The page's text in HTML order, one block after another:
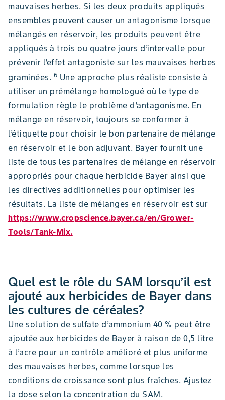
mauvaises herbes. Si les deux produits appliqués
ensembles peuvent causer un antagonisme lorsque
mélangés en réservoir, les produits peuvent être
appliqués à trois ou quatre jours d’intervalle pour
prévenir l’effet antagoniste sur les mauvaises herbes
graminées. 6 Une approche plus réaliste consiste à
utiliser un prémélange homologué où le type de
formulation règle le problème d’antagonisme. En
mélange en réservoir, toujours se conformer à
l’étiquette pour choisir le bon partenaire de mélange
en réservoir et le bon adjuvant. Bayer fournit une
liste de tous les partenaires de mélange en réservoir
appropriés pour chaque herbicide Bayer ainsi que
les directives additionnelles pour optimiser les
résultats. La liste de mélanges en réservoir est sur
https://www.cropscience.bayer.ca/en/Grower-
Tools/Tank-Mix.
Quel est le rôle du SAM lorsqu’il est
ajouté aux herbicides de Bayer dans
les cultures de céréales?
Une solution de sulfate d’ammonium 40 % peut être
ajoutée aux herbicides de Bayer à raison de 0,5 litre
à l’acre pour un contrôle amélioré et plus uniforme
des mauvaises herbes, comme lorsque les
conditions de croissance sont plus fraîches. Ajustez
la dose selon la concentration du SAM.